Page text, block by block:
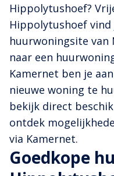
Hippolytushoef?
Hippolytushoef
huurwoningsite van
naar een
Kamernet ben je
nieuwe woning te
bekijk direct
ontdek
via Kamernet.
Goedkope